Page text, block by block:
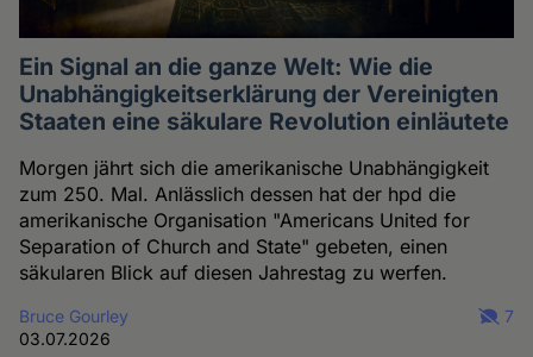
Ein Signal an die ganze Welt: Wie die
Unabhängigkeitserklärung der Vereinigten
Staaten eine säkulare Revolution einläutete
Morgen jährt sich die amerikanische Unabhängigkeit
zum 250. Mal. Anlässlich dessen hat der hpd die
amerikanische Organisation "Americans United for
Separation of Church and State" gebeten, einen
säkularen Blick auf diesen Jahrestag zu werfen.
Bruce Gourley
03.07.2026
7